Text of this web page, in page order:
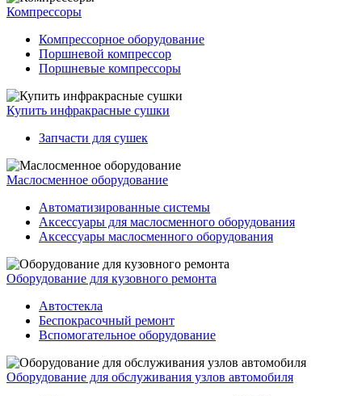
Компрессоры
Компрессорное оборудование
Поршневой компрессор
Поршневые компрессоры
Купить инфракрасные сушки
Запчасти для сушек
Маслосменное оборудование
Автоматизированные системы
Аксессуары для маслосменного оборудования
Аксессуары маслосменного оборудования
Оборудование для кузовного ремонта
Автостекла
Беспокрасочный ремонт
Вспомогательное оборудование
Оборудование для обслуживания узлов автомобиля